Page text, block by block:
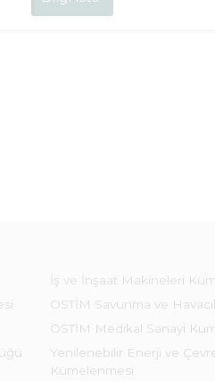
İş ve İnşaat Makineleri
OSTİM Savunma ve
OSTİM Medikal Sanayi
Yenilenebilir Enerji ve
Kümelenmesi